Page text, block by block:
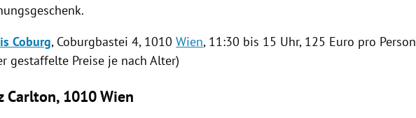
Coburg, Coburgbastei 4, 1010Wien, 11:30 bis 15 Uhr, 125 Euro pro Person
gestaffelte Preise je nach Alter)
Carlton, 1010 Wien